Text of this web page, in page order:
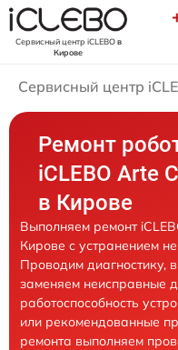
Сервисный центр iCLEBOв
Кирове
Сервисный центр
Ремонт
iCLEBO Arte
в Кирове
Выполняем ремонт
Кирове с устранением
Проводим диагностику,
заменяем неисправные
работоспособность
или рекомендованные
ремонта выполняем